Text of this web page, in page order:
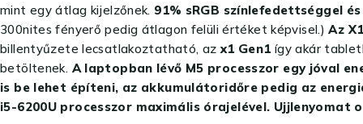
mint egy átlag kijelzőnek. 91% sRGB színlefedettséggel
300nites fényerő pedig átlagon felüli értéket képvisel.)Az
billentyűzete lecsatlakoztatható, azx1 Gen1 így akár
betöltenek. A laptopban lévő M5 processzor egy jóval
is be lehet építeni, az akkumulátoridőre pedig az
i5-6200U processzor maximális órajelével. Ujjlenyomat